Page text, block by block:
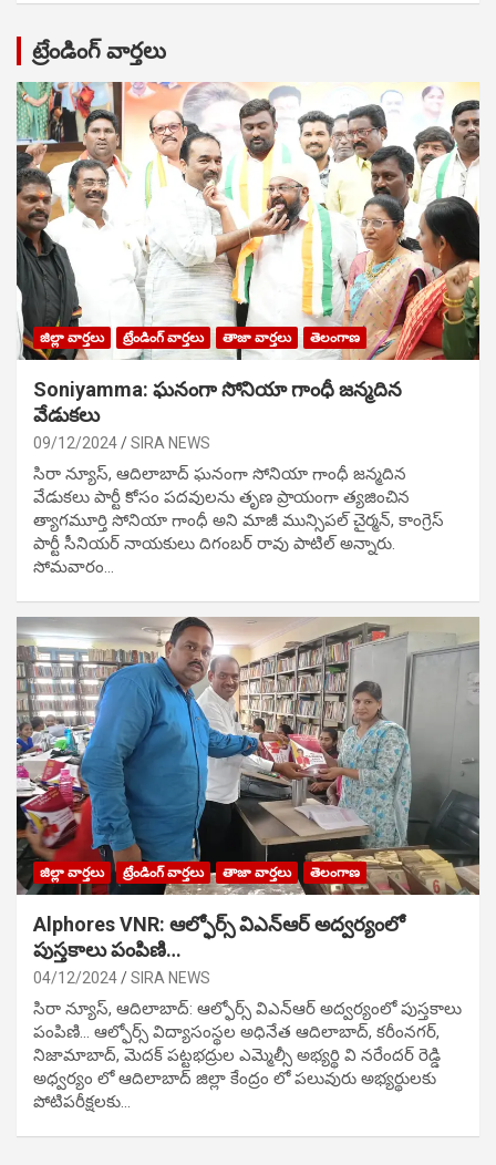
ట్రేండింగ్ వార్తలు
జిల్లా వార్తలు ట్రేండింగ్ వార్తలు తాజా వార్తలు తెలంగాణ
Soniyamma: ఘ‌నంగా సోనియా గాంధీ జ‌న్మ‌దిన
వేడుక‌లు
09/12/2024 SIRA NEWS
సిరా న్యూస్, ఆదిలాబాద్ ఘ‌నంగా సోనియా గాంధీ జ‌న్మ‌దిన
వేడుక‌లు పార్టీ కోసం ప‌ద‌వుల‌ను తృణ ప్రాయంగా త్య‌జించిన
త్యాగమూర్తి సోనియా గాంధీ అని మాజీ మున్సిప‌ల్ చైర్మ‌న్, కాంగ్రెస్
పార్టీ సీనియ‌ర్ నాయ‌కులు దిగంబ‌ర్ రావు పాటిల్ అన్నారు.
సోమవారం…
జిల్లా వార్తలు ట్రేండింగ్ వార్తలు తాజా వార్తలు తెలంగాణ
Alphores VNR: ఆల్ఫోర్స్ విఎన్ఆర్ అద్వర్యంలో
పుస్తకాలు పంపిణి…
04/12/2024 SIRA NEWS
సిరా న్యూస్, ఆదిలాబాద్: ఆల్ఫోర్స్ విఎన్ఆర్ అద్వర్యంలో పుస్తకాలు
పంపిణి… ఆల్ఫోర్స్ విద్యాసంస్థల అధినేత ఆదిలాబాద్, కరీంనగర్,
నిజామాబాద్, మెదక్ పట్టభద్రుల ఎమ్మెల్సీ అభ్యర్థి వి నరేందర్ రెడ్డి
అధ్వర్యం లో ఆదిలాబాద్ జిల్లా కేంద్రం లో పలువురు అభ్యర్థులకు
పోటిప‌రీక్ష‌ల‌కు…